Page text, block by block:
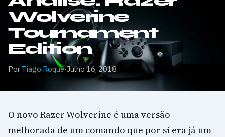
Wolverine
Tournament
Edition
Por Tiago Roque·Julho 16, 2018
O novo Razer Wolverine é uma versão
melhorada de um comando que por si era já um